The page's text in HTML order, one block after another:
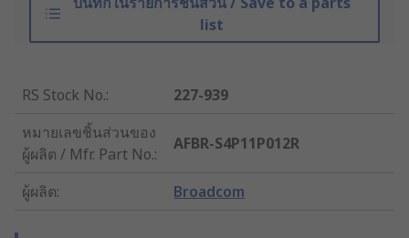
list
RS Stock No.:
227-939
หมายเลขชิ้นส่วนของ
ผู้ผลิต / Mfr. Part No.:
AFBR-S4P11P012R
ผู้ผลิต: Broadcom